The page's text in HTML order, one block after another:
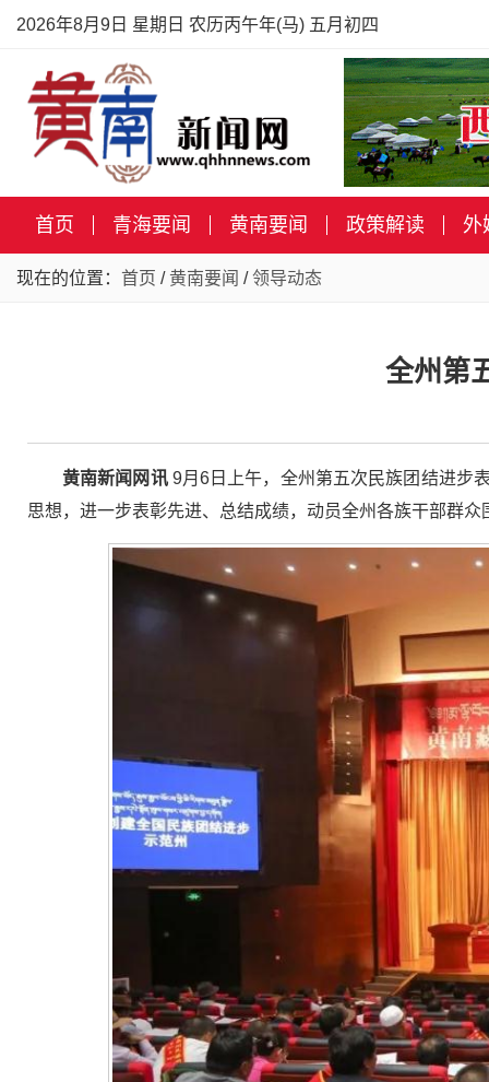
2026年8月9日 星期日 农历丙午年(马) 五月初四
首页 青海要闻 黄南要闻 政策解读 外
现在的位置： 首页 / 黄南要闻 /领导动态
全州第
黄南新闻网讯9月6日上午，全州第五次民族团结进步
思想，进一步表彰先进、总结成绩，动员全州各族干部群